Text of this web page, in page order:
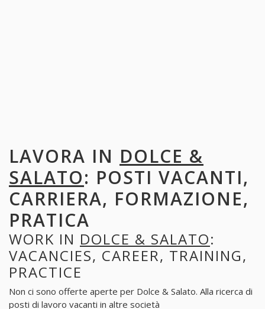
LAVORA IN DOLCE &
SALATO: POSTI VACANTI,
CARRIERA, FORMAZIONE,
PRATICA
WORK IN DOLCE & SALATO:
VACANCIES, CAREER, TRAINING,
PRACTICE
Non ci sono offerte aperte per Dolce & Salato. Alla ricerca di
posti di lavoro vacanti in altre società